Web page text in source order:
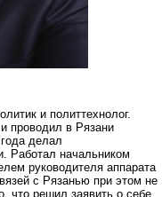
и политтехнолог.
проводил в Рязани
делал
Работал начальником
руководителя аппарата
с Рязанью при этом не
что решил заявить о себе